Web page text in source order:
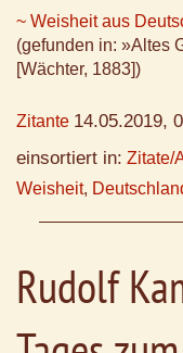
~ Weisheit aus
(gefunden in: »Altes
[Wächter, 1883])
Zitante 14.05.2019,
einsortiert in: Zitate/
Weisheit,
Rudolf